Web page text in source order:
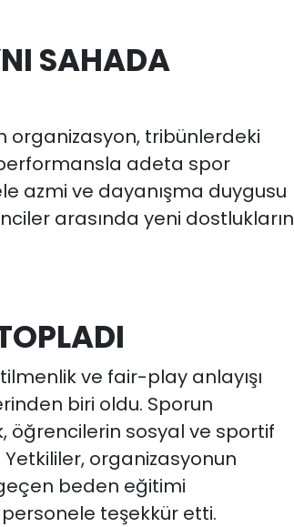
SAHADA
organizasyon, tribünlerdeki
adeta spor
azmi ve dayanışma duygusu
arasında yeni dostlukların
ve fair-play anlayışı
biri oldu. Sporun
öğrencilerin sosyal ve sportif
organizasyonun
beden eğitimi
teşekkür etti.